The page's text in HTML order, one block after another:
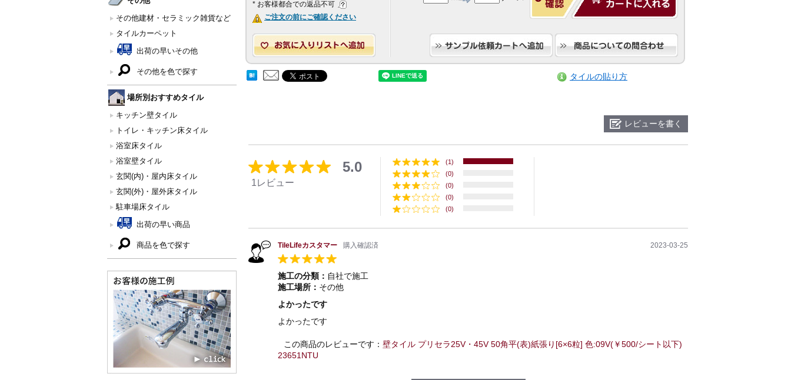
その他建材・セラミック雑貨など
タイルカーペット
出荷の早いその他
その他を色で探す
場所別おすすめタイル
キッチン壁タイル
トイレ・キッチン床タイル
浴室床タイル
浴室壁タイル
玄関(内)・屋内床タイル
玄関(外)・屋外床タイル
駐車場床タイル
出荷の早い商品
商品を色で探す
* お客様都合での返品不可
ご注文の前にご確認ください
タイルの貼り方
レビューを書く
5.0
1レビュー
(1)
(0)
(0)
(0)
(0)
TileLifeカスタマー 購入確認済 2023-03-25
施工の分類： 自社で施工
施工場所： その他
よかったです
よかったです
この商品のレビューです： 壁タイル プリセラ25V・45V 50角平(表)紙張り[6×6粒] 色:09V(￥500/シート以下)
23651NTU